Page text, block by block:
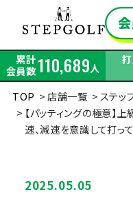
累計
会員数110,689人
TOP
店舗一覧 ステッ
【パッティングの極意
速、減速を意識して打っ
2025.05.05